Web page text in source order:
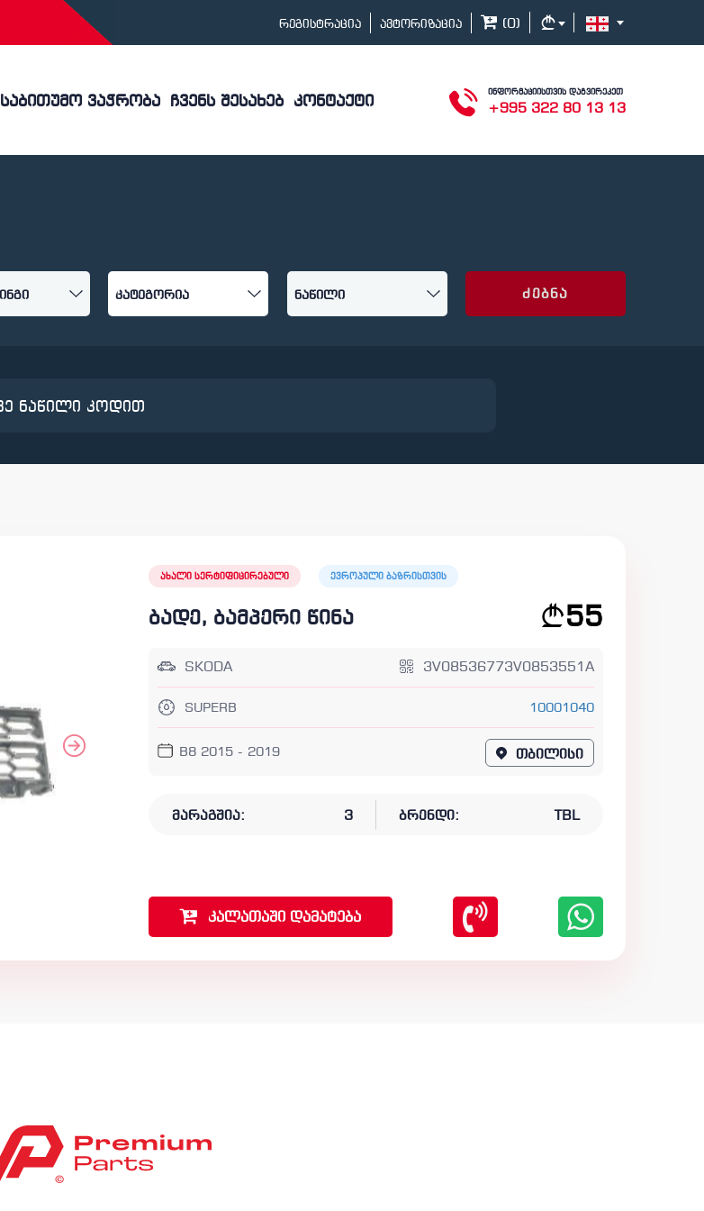
რეგისტრაცია ავტორიზაცია (0)
საბითუმო ვაჭრობა ჩვენს შესახებ კონტაქტი
ინფორმაციისთვის დაგვირეკეთ
+995 322 80 13 13
ძებნა
ახალი სერტიფიცირებული ევროპული ბაზრისთვის
ბადე, ბამპერი წინა 55
SKODA 3V08536773V0853551A
SUPERB 10001040
B8 2015 - 2019 თბილისი
მარაგშია: 3 ბრენდი: TBL
კალათაში დამატება